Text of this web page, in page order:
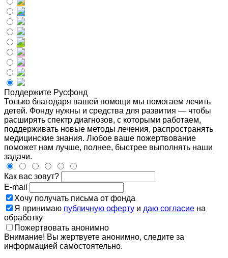
Поддержите Русфонд
Только благодаря вашей помощи мы помогаем лечить
детей. Фонду нужны и средства для развития — чтобы
расширять спектр диагнозов, с которыми работаем,
поддерживать новые методы лечения, распространять
медицинские знания. Любое ваше пожертвование
поможет нам лучше, полнее, быстрее выполнять наши
задачи.
Как вас зовут?
E-mail
Хочу получать письма от фонда
Я принимаю публичную оферту и даю согласие на
обработку
Пожертвовать анонимно
Внимание! Вы жертвуете анонимно, следите за
информацией самостоятельно.